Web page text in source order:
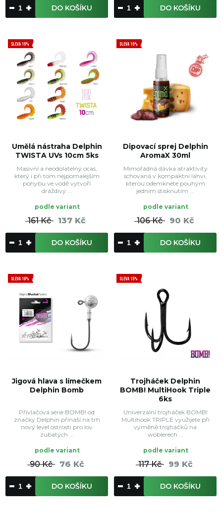
DO KOŠÍKU DO KOŠÍKU
SLEVA 15%
Umělá nástraha Delphin
TWISTA UVs 10cm 5ks
Masivní a neodolatelný ocas,
který i při tom nejpomalejším
pohybu ve vodě vytvoří
dráždivý ...
podle variant
161 Kč 137 Kč
DO KOŠÍKU
SLEVA 15%
Dipovací sprej Delphin
AromaX 30ml
Mimořádná dávka atraktivity
schovaná v kompaktní láhvi,
kterou odemknete pouhým
jedním stisknutím ...
podle variant
106 Kč 90 Kč
DO KOŠÍKU
SLEVA 16%
Jigová hlava s límečkem
Delphin Bomb
Přívlačová série BOMB! od
značky Delphin přináší na trh
nový level ostrosti pro lov
zubatých ...
podle variant
90 Kč 76 Kč
DO KOŠÍKU
SLEVA 15%
Trojháček Delphin
BOMB! MultiHook Triple
6ks
Univerzální trojháček BOMB!
Multihook TRIPLE využijete při
výměně trojháčků na
woblerech ...
podle variant
117 Kč 99 Kč
DO KOŠÍKU